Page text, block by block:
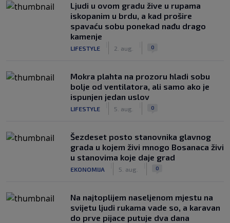
Ljudi u ovom gradu žive u rupama
iskopanim u brdu, a kad prošire
spavaću sobu ponekad nađu drago
kamenje
LIFESTYLE 2. aug. 0
Mokra plahta na prozoru hladi sobu
bolje od ventilatora, ali samo ako je
ispunjen jedan uslov
LIFESTYLE 5. aug. 0
Šezdeset posto stanovnika glavnog
grada u kojem živi mnogo Bosanaca živi
u stanovima koje daje grad
EKONOMIJA 5. aug. 0
Na najtoplijem naseljenom mjestu na
svijetu ljudi rukama vade so, a karavan
do prve pijace putuje dva dana